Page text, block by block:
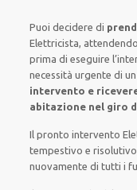
Puoi decidere di
Elettricista,
prima dieseguire
necessità urgente di
intervento e
abitazione nel giro
Il pronto intervento
tempestivo e
nuovamente di tutti i